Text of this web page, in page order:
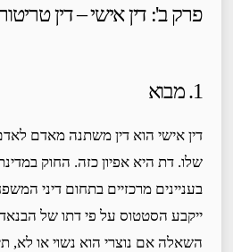
פרק ב': דין אישי – דין
1. מבוא
דין אישי הוא דין משתנה מאדם
שלו. דת היא אפיון כזה. החוק
בעניינים מרכזיים בתחום דיני
ייקבע הסטטוס על פי דתו של
השאלה אם נוצרי הוא נשוי או לא,